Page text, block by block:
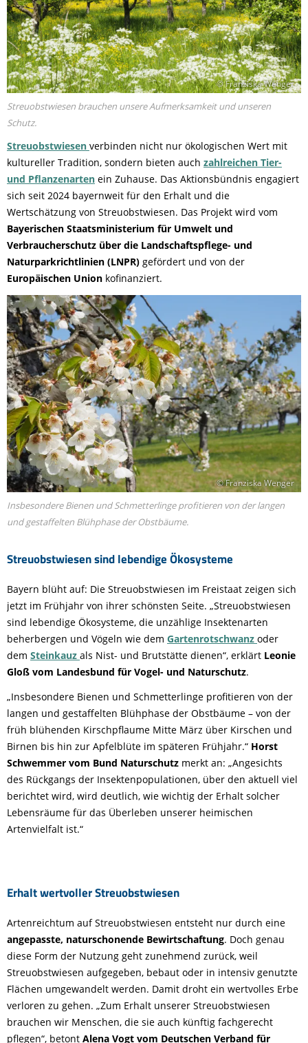
© Franziska Wenger
Streuobstwiesen brauchen unsere Aufmerksamkeit und unseren
Schutz.
Streuobstwiesen verbinden nicht nur ökologischen Wert mit
kultureller Tradition, sondern bieten auch zahlreichen Tier-
und Pflanzenarten ein Zuhause. Das Aktionsbündnis engagiert
sich seit 2024 bayernweit für den Erhalt und die
Wertschätzung von Streuobstwiesen. Das Projekt wird vom
Bayerischen Staatsministerium für Umwelt und
Verbraucherschutz über die Landschaftspflege- und
Naturparkrichtlinien (LNPR) gefördert und von der
Europäischen Union kofinanziert.
Streuobstwiesen sind lebendige Ökosysteme
© Franziska Wenger
Insbesondere Bienen und Schmetterlinge profitieren von der langen
und gestaffelten Blühphase der Obstbäume.
Bayern blüht auf: Die Streuobstwiesen im Freistaat zeigen sich
jetzt im Frühjahr von ihrer schönsten Seite. „Streuobstwiesen
sind lebendige Ökosysteme, die unzählige Insektenarten
beherbergen und Vögeln wie dem Gartenrotschwanz oder
dem Steinkauz als Nist- und Brutstätte dienen“, erklärt Leonie
Gloß vom Landesbund für Vogel- und Naturschutz.
„Insbesondere Bienen und Schmetterlinge profitieren von der
langen und gestaffelten Blühphase der Obstbäume – von der
früh blühenden Kirschpflaume Mitte März über Kirschen und
Birnen bis hin zur Apfelblüte im späteren Frühjahr.“ Horst
Schwemmer vom Bund Naturschutz merkt an: „Angesichts
des Rückgangs der Insektenpopulationen, über den aktuell viel
berichtet wird, wird deutlich, wie wichtig der Erhalt solcher
Lebensräume für das Überleben unserer heimischen
Artenvielfalt ist.“
Erhalt wertvoller Streuobstwiesen
Artenreichtum auf Streuobstwiesen entsteht nur durch eine
angepasste, naturschonende Bewirtschaftung. Doch genau
diese Form der Nutzung geht zunehmend zurück, weil
Streuobstwiesen aufgegeben, bebaut oder in intensiv genutzte
Flächen umgewandelt werden. Damit droht ein wertvolles Erbe
verloren zu gehen. „Zum Erhalt unserer Streuobstwiesen
brauchen wir Menschen, die sie auch künftig fachgerecht
pflegen“, betont Alena Vogt vom Deutschen Verband für